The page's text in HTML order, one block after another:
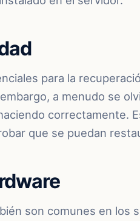
para la
a menudo se
correctamente.
que se puedan
son comunes en los